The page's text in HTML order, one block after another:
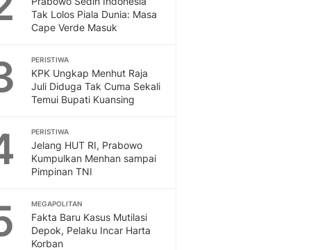
Tak Lolos Piala Dunia: Masa
Cape Verde Masuk
PERISTIWA
KPK Ungkap Menhut Raja
Juli Diduga Tak Cuma Sekali
Temui Bupati Kuansing
PERISTIWA
Jelang HUT RI, Prabowo
Kumpulkan Menhan sampai
Pimpinan TNI
MEGAPOLITAN
Fakta Baru Kasus Mutilasi
Depok, Pelaku Incar Harta
Korban